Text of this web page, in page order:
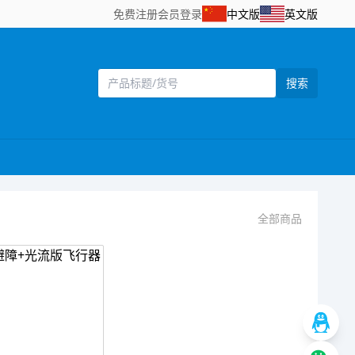
免费注册会员登录 中文版 英文版
搜索
全部商品